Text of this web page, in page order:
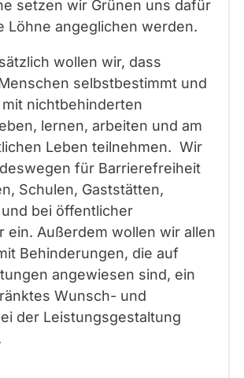
setzen wir Grünen uns dafür
Löhne angeglichen werden.
wollen wir, dass
selbstbestimmt und
nichtbehinderten
lernen, arbeiten und am
Leben teilnehmen. Wir
für Barrierefreiheit
Schulen, Gaststätten,
bei öffentlicher
ein. Außerdem wollen wir allen
Behinderungen, die auf
angewiesen sind, ein
Wunsch- und
der Leistungsgestaltung